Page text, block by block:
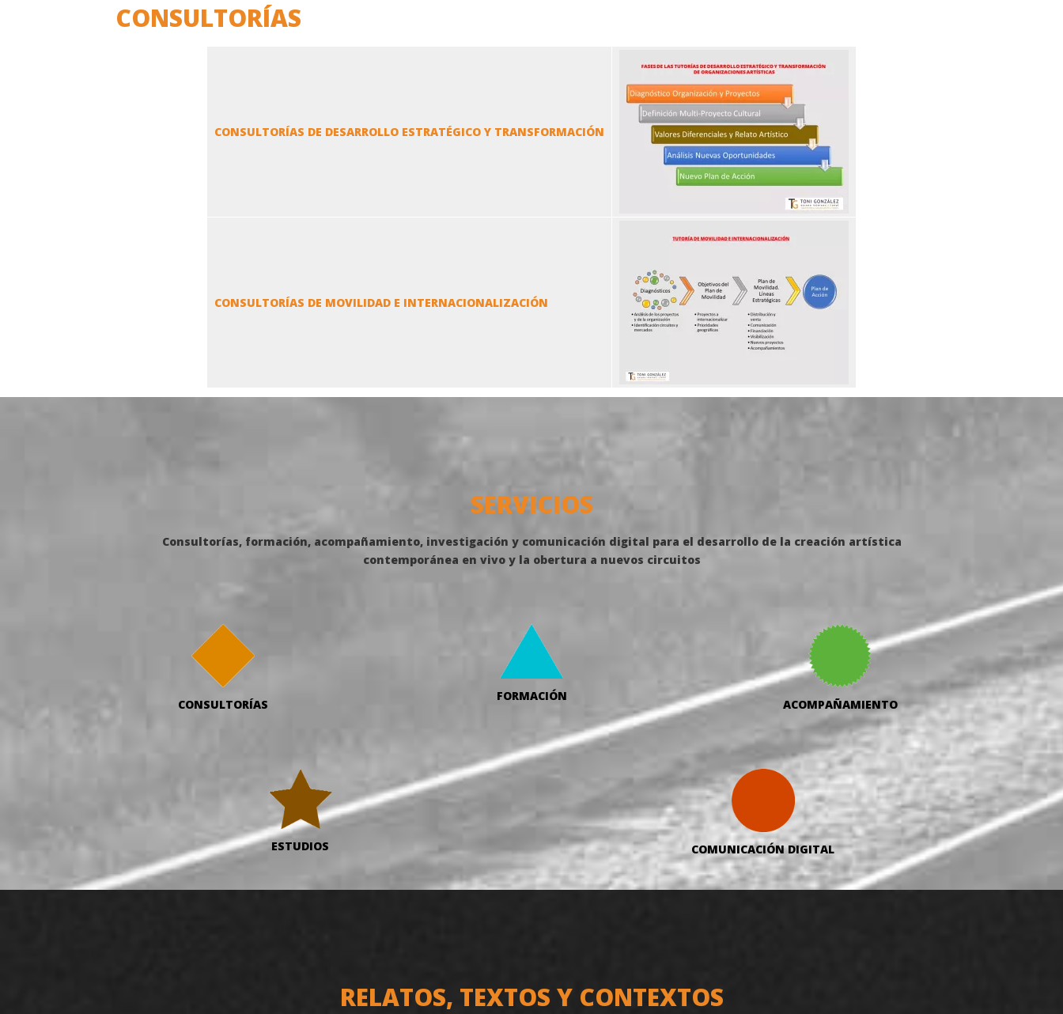
CONSULTORÍAS
CONSULTORÍAS DE DESARROLLO ESTRATÉGICO Y TRANSFORMACIÓN
CONSULTORÍAS DE MOVILIDAD E INTERNACIONALIZACIÓN
SERVICIOS
Consultorías, formación, acompañamiento, investigación y comunicación digital para el desarrollo de la creación artística
contemporánea en vivo y la obertura a nuevos circuitos
CONSULTORÍAS
FORMACIÓN
ACOMPAÑAMIENTO
ESTUDIOS COMUNICACIÓN DIGITAL
RELATOS, TEXTOS Y CONTEXTOS